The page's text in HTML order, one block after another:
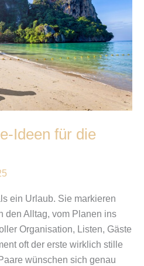
Ideen für die
ein Urlaub. Sie markieren
den Alltag, vom Planen ins
Organisation, Listen, Gäste
oft der erste wirklich stille
wünschen sich genau